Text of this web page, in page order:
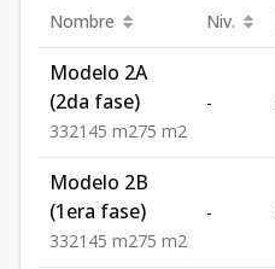
Nombre Niv.
Modelo 2A
(2da fase)
332145 m275 m2
-
Modelo 2B
(1era fase)
332145 m275 m2
-